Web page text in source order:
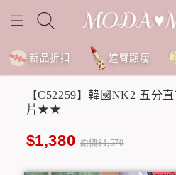
新品折扣 遮臀顯瘦
【C52259】韓國NK2 五分
片★★
$1,380 原價$1,570